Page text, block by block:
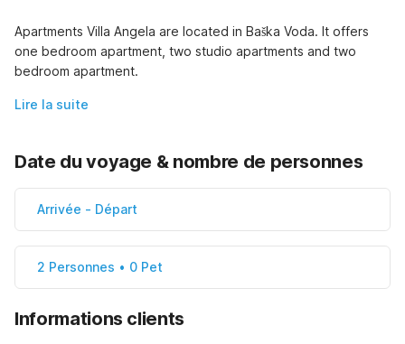
Apartments Villa Angela are located in Baška Voda. It offers
one bedroom apartment, two studio apartments and two
bedroom apartment.
Lire la suite
Date du voyage & nombre de personnes
Arrivée - Départ
2 Personnes • 0 Pet
Informations clients